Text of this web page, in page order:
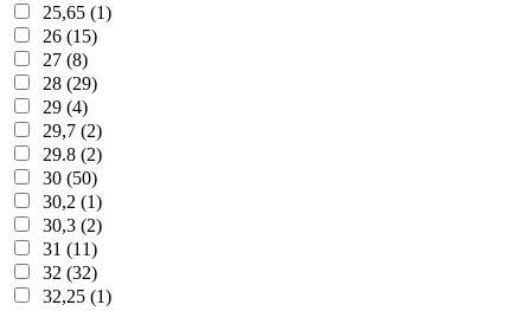
25,65 (1)
26 (15)
27 (8)
28 (29)
29 (4)
29,7 (2)
29.8 (2)
30 (50)
30,2 (1)
30,3 (2)
31 (11)
32 (32)
32,25 (1)